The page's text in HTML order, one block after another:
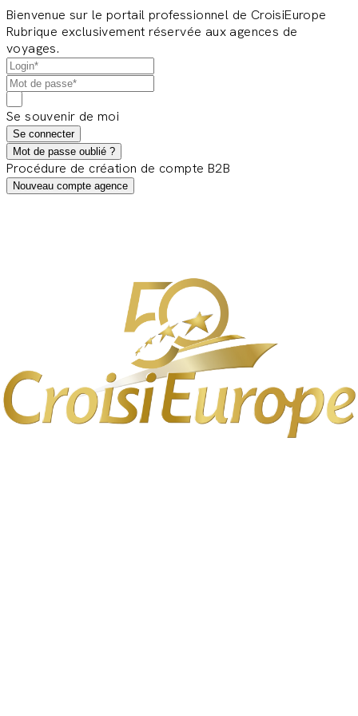
Bienvenue sur le portail professionnel de CroisiEurope
Rubrique exclusivement réservée aux agences de
voyages.
Se souvenir de moi
Se connecter
Mot de passe oublié ?
Procédure de création de compte B2B
Nouveau compte agence